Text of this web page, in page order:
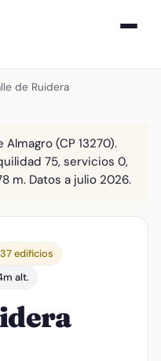
de Ruidera
(CP 13270).
75, servicios 0,
m. Datos a julio 2026.
37 edificios
alt.